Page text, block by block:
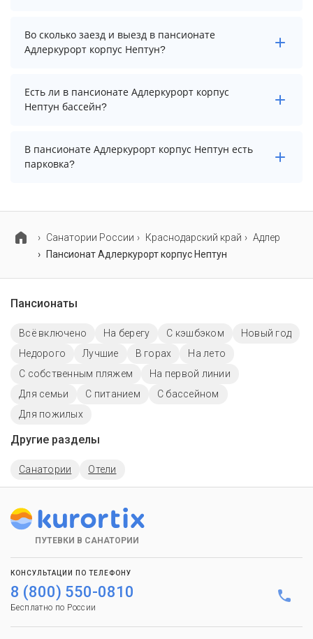
Чтобы увидеть актуальные цены на проживание в
пансионате Адлеркурорт корпус Нептун, выберите
Во сколько заезд и выезд в пансионате
Адлеркурорт корпус Нептун?
Заезд возможен после 08:00, а выезд необходимо
осуществить до 08:00.
Есть ли в пансионате Адлеркурорт корпус
Нептун бассейн?
Да. Всего на территории пансионата Адлеркурорт
корпус Нептун бассейнов: 2. А именно: открытый
В пансионате Адлеркурорт корпус Нептун есть
парковка?
Cанатории России
Краснодарский край
Адлер
Пансионат Адлеркурорт корпус Нептун
Пансионаты
Всё включено На берегу С кэшбэком
Новый год
Недорого
Лучшие В горах
На лето
С собственным пляжем
На первой линии
Для семьи
С питанием
C бассейном
Для пожилых
Другие разделы
Санатории Отели
ПУТЕВКИ В САНАТОРИИ
КОНСУЛЬТАЦИИ ПО ТЕЛЕФОНУ
8 (800) 550-0810
Бесплатно по России